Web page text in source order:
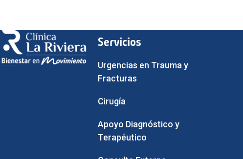
Servicios
Urgencias en Trauma y
Fracturas
Cirugía
Apoyo Diagnóstico y
Terapéutico